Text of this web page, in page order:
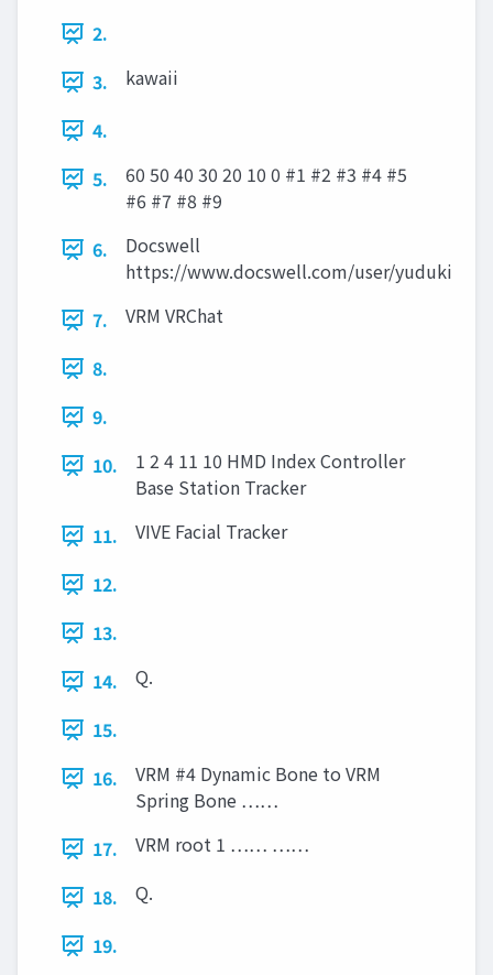
2.
3.
kawaii
4.
5.
60 50 40 30 20 10 0 #1 #2 #3 #4 #5
#6 #7 #8 #9
6.
Docswell
https://www.docswell.com/user/yuduki
7.
VRM VRChat
8.
9.
10.
1 2 4 11 10 HMD Index Controller
Base Station Tracker
11.
VIVE Facial Tracker
12.
13.
14.
Q.
15.
16.
VRM #4 Dynamic Bone to VRM
Spring Bone ……
17.
VRM root 1 …… ……
18.
Q.
19.